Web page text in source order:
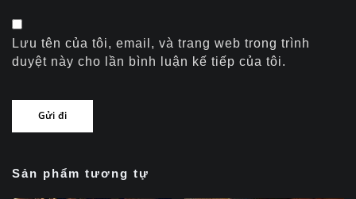
Lưu tên của tôi, email, và trang web trong trình
duyệt này cho lần bình luận kế tiếp của tôi.
Sản phẩm tương tự